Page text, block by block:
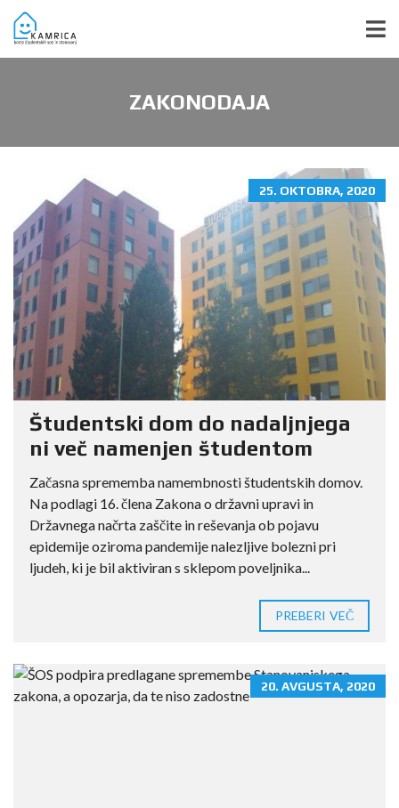
ZAKONODAJA
25. OKTOBRA, 2020
Študentski dom do nadaljnjega
ni več namenjen študentom
Začasna sprememba namembnosti študentskih domov.
Na podlagi 16. člena Zakona o državni upravi in
Državnega načrta zaščite in reševanja ob pojavu
epidemije oziroma pandemije nalezljive bolezni pri
ljudeh, ki je bil aktiviran s sklepom poveljnika...
PREBERI VEČ
20. AVGUSTA, 2020